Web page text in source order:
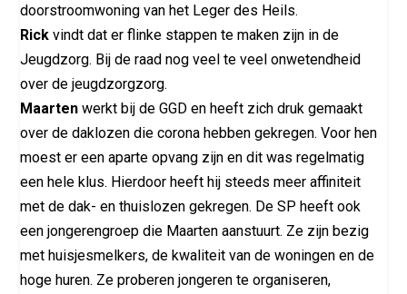
doorstroomwoning van het Leger des Heils.
Rick vindt dat er flinke stappen te maken zijn in de
Jeugdzorg. Bij de raad nog veel te veel onwetendheid
over de jeugdzorgzorg.
Maarten werkt bij de GGD en heeft zich druk gemaakt
over de daklozen die corona hebben gekregen. Voor hen
moest er een aparte opvang zijn en dit was regelmatig
een hele klus. Hierdoor heeft hij steeds meer affiniteit
met de dak- en thuislozen gekregen. De SP heeft ook
een jongerengroep die Maarten aanstuurt. Ze zijn bezig
met huisjesmelkers, de kwaliteit van de woningen en de
hoge huren. Ze proberen jongeren te organiseren,